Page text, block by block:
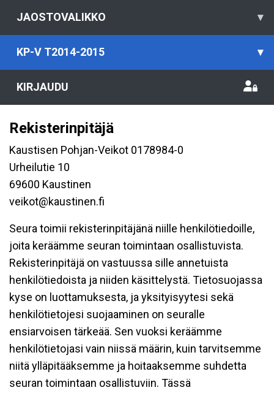
JAOSTOVALIKKO ▾
KP-V T2014-2015 ▾
KIRJAUDU
Rekisterinpitäjä
Kaustisen Pohjan-Veikot 0178984-0
Urheilutie 10
69600 Kaustinen
veikot@kaustinen.fi
Seura toimii rekisterinpitäjänä niille henkilötiedoille,
joita keräämme seuran toimintaan osallistuvista.
Rekisterinpitäjä on vastuussa sille annetuista
henkilötiedoista ja niiden käsittelystä. Tietosuojassa
kyse on luottamuksesta, ja yksityisyytesi sekä
henkilötietojesi suojaaminen on seuralle
ensiarvoisen tärkeää. Sen vuoksi keräämme
henkilötietojasi vain niissä määrin, kuin tarvitsemme
niitä ylläpitääksemme ja hoitaaksemme suhdetta
seuran toimintaan osallistuviin. Tässä